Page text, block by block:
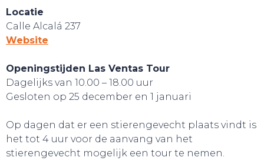
Locatie
Calle Alcalá 237
Website
Openingstijden Las Ventas Tour
Dagelijks van 10.00 – 18.00 uur
Gesloten op 25 december en 1 januari
Op dagen dat er een stierengevecht plaats vindt is
het tot 4 uur voor de aanvang van het
stierengevecht mogelijk een tour te nemen.